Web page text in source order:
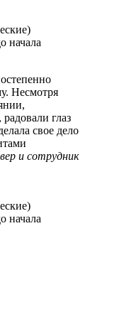
начала
Несмотря
глаз
свое дело
и сотрудник
начала